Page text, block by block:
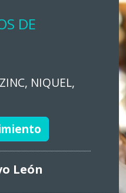
DE
NIQUEL,
León